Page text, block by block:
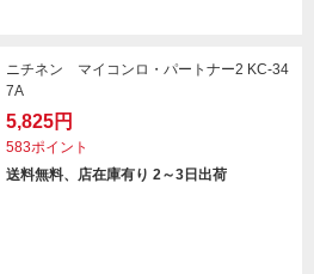
ニチネン マイコンロ・パートナー2 KC-34
7A
5,825円
583ポイント
送料無料、店在庫有り 2～3日出荷